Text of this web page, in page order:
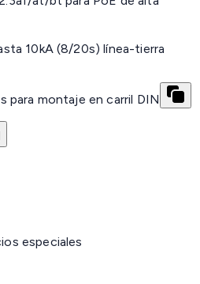
10kA (8/20s) línea-tierra
para montaje en carril DIN
especiales